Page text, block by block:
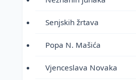
Senjskih žrtava
Popa N. Mašića
Vjenceslava Novaka